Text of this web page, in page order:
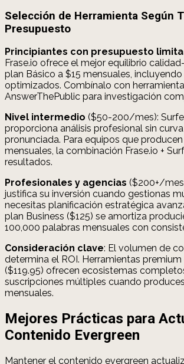
Selección de Herramienta Según
Presupuesto
Principiantes con presupuesto
Frase.io ofrece el mejor equilibrio
plan Básico a $15 mensuales,
optimizados. Combínalo con
AnswerThePublic para investigación
Nivel intermedio ($50-200/mes):
proporciona análisis profesional sin
pronunciada. Para equipos que
mensuales, la combinación Frase.io +
resultados.
Profesionales y agencias ($200+/
justifica su inversión cuando gestionas
necesitas planificación estratégica
plan Business ($125) se amortiza
100,000 palabras mensuales con
Consideración clave: El volumen de
determina el ROI. Herramientas
($119.95) ofrecen ecosistemas
suscripciones múltiples cuando
mensuales.
Mejores Prácticas para
Contenido Evergreen
Mantener el contenido evergreen